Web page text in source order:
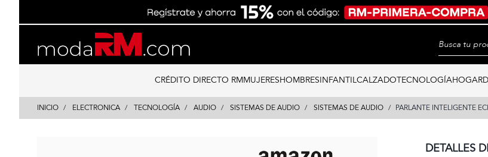
content
navigation
CRÉDITO DIRECTO RMMUJERESHOMBRESINFANTILCALZADOTECNOLOGÍAHOGAR
INICIO ELECTRONICA TECNOLOGÍA AUDIO SISTEMAS DE AUDIO SISTEMAS DE AUDIO PARLANTE INTELIGENTE
DETALLES